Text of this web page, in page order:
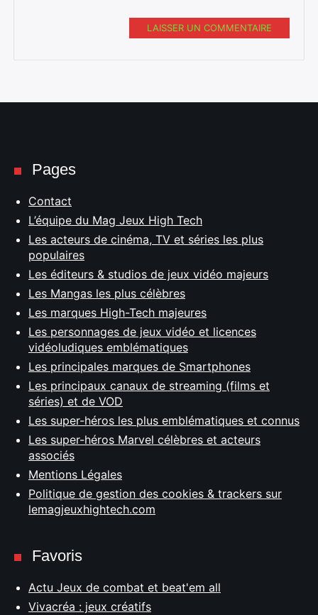
LAISSER UN COMMENTAIRE
Pages
Contact
L’équipe du Mag Jeux High Tech
Les acteurs de cinéma, TV et séries les plus
populaires
Les éditeurs & studios de jeux vidéo majeurs
Les Mangas les plus célèbres
Les marques High-Tech majeures
Les personnages de jeux vidéo et licences
vidéoludiques emblématiques
Les principales marques de Smartphones
Les principaux canaux de streaming (films et
séries) et de VOD
Les super-héros les plus emblématiques et connus
Les super-héros Marvel célèbres et acteurs
associés
Mentions Légales
Politique de gestion des cookies & trackers sur
lemagjeuxhightech.com
Favoris
Actu Jeux de combat et beat'em all
Vivacréa : jeux créatifs